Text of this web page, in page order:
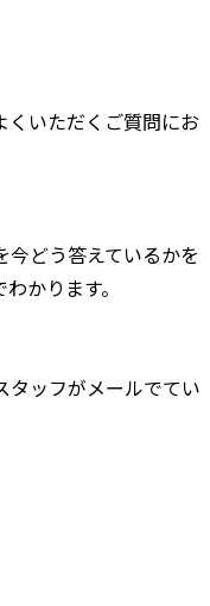
くいただくご質問にお
今どう答えているかを
かります。
タッフがメールでてい